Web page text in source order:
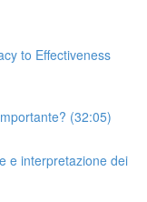
to Effectiveness
(32:05)
e interpretazione dei